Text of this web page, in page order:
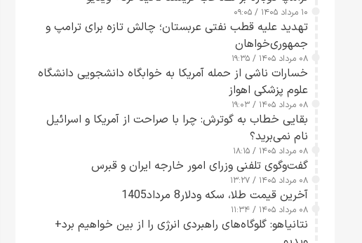
۱۰ مرداد ۱۴۰۵ / ۰۹:۰۵
تهدید علیه قطب نفتی عربستان؛ چالش تازه برای ترامپ و
جمهوری‌خواهان
۰۸ مرداد ۱۴۰۵ / ۱۹:۳۵
خسارات ناشی از حمله آمریکا به خوابگاه دانشجویی دانشگاه
علوم پزشکی اهواز
۰۸ مرداد ۱۴۰۵ / ۱۹:۰۳
بقایی خطاب به گوترش: چرا با صراحت از آمریکا و اسرائیل
نام نمی‌برید؟
۰۸ مرداد ۱۴۰۵ / ۱۸:۱۵
گفت‌وگوی تلفنی وزرای امور خارجه ایران و قبرس
۰۸ مرداد ۱۴۰۵ / ۱۳:۲۷
آخرین قیمت طلا، سکه ودلار8 مرداد1405
۰۸ مرداد ۱۴۰۵ / ۱۱:۳۴
نتانیاهو: گلوگاه‌های راهبردی انرژی را از بین خواهیم برد+